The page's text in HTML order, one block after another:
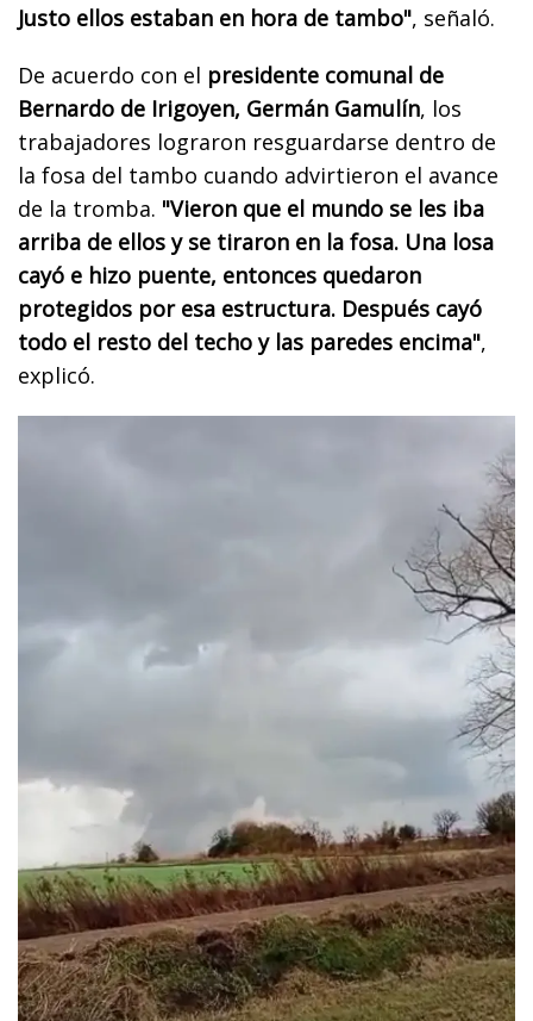
Justo ellos estaban en hora de tambo", señaló.
De acuerdo con el presidente comunal de
Bernardo de Irigoyen, Germán Gamulín, los
trabajadores lograron resguardarse dentro de
la fosa del tambo cuando advirtieron el avance
de la tromba. "Vieron que el mundo se les iba
arriba de ellos y se tiraron en la fosa. Una losa
cayó e hizo puente, entonces quedaron
protegidos por esa estructura. Después cayó
todo el resto del techo y las paredes encima",
explicó.